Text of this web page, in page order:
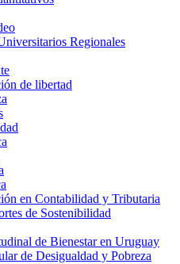
Regionales
de libertad
en Contabilidad y Tributaria
de Sostenibilidad
de Bienestar en Uruguay
de Desigualdad y Pobreza